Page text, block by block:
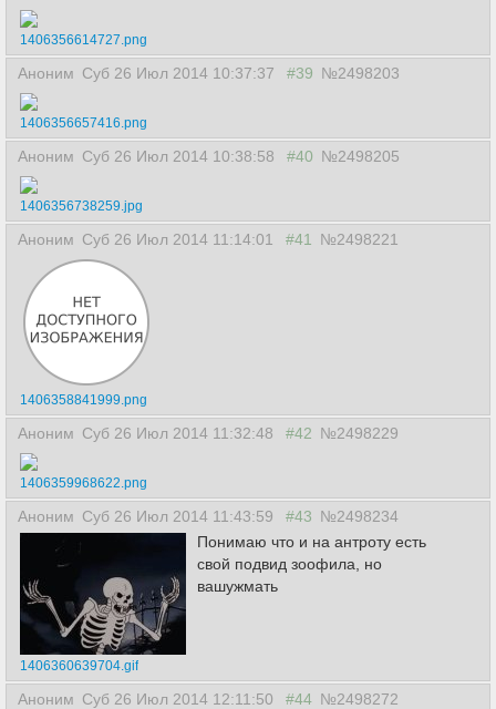
1406356614727.png
Аноним Суб 26 Июл 2014 10:37:37 #39 №2498203
1406356657416.png
Аноним Суб 26 Июл 2014 10:38:58 #40 №2498205
1406356738259.jpg
Аноним Суб 26 Июл 2014 11:14:01 #41 №2498221
1406358841999.png
Аноним Суб 26 Июл 2014 11:32:48 #42 №2498229
1406359968622.png
Аноним Суб 26 Июл 2014 11:43:59 #43 №2498234
1406360639704.gif
Понимаю что и на антроту есть
свой подвид зоофила, но
вашужмать
Аноним Суб 26 Июл 2014 12:11:50 #44 №2498272